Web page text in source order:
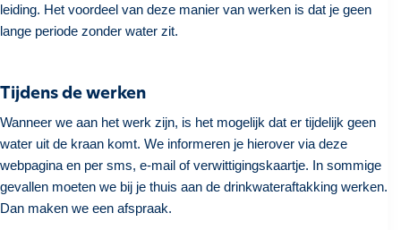
leiding. Het voordeel van deze manier van werken is dat je geen
lange periode zonder water zit.
Tijdens de werken
Wanneer we aan het werk zijn, is het mogelijk dat er tijdelijk geen
water uit de kraan komt. We informeren je hierover via deze
webpagina en per sms, e-mail of verwittigingskaartje. In sommige
gevallen moeten we bij je thuis aan de drinkwateraftakking werken.
Dan maken we een afspraak.